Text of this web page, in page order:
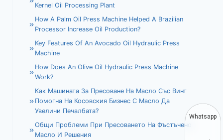
Kernel Oil Processing Plant
How A Palm Oil Press Machine Helped A Brazilian
Processor Increase Oil Production?
Key Features Of An Avocado Oil Hydraulic Press
Machine
How Does An Olive Oil Hydraulic Press Machine
Work?
Как Машината За Пресоване На Масло Със Винт
Помогна На Косовския Бизнес С Масло Да
Увеличи Печалбата?
Общи Проблеми При Пресоването На Фъстъчено
Масло И Решения
Whatsapp